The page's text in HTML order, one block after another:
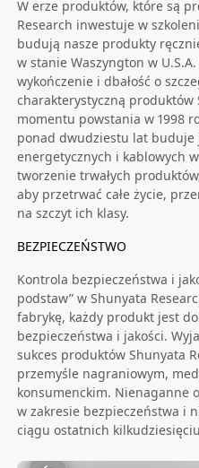
W erze produktów, które są
Research inwestuje w
budują nasze produkty
w stanie Waszyngton w
wykończenie i dbałość o
charakterystyczną produktów
momentu powstania w 1998
ponad dwudziestu lat
energetycznych i kablowych
tworzenie trwałych
aby przetrwać całe życie,
na szczyt ich klasy.
BEZPIECZEŃSTWO
Kontrola bezpieczeństwa i
podstaw” w Shunyata
fabrykę, każdy produkt jest
bezpieczeństwa i jakości.
sukces produktów Shunyata
przemyśle nagraniowym,
konsumenckim. Nienaganne
w zakresie bezpieczeństwa i
ciągu ostatnich